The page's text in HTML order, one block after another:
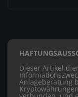
Dieser Artikel
Anlageberatung